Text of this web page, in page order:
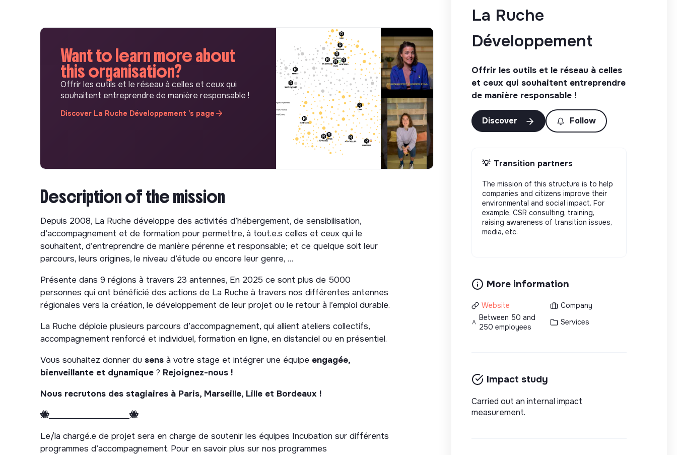
Want to learn more about
this organisation?
Offrir les outils et le réseau à celles et ceux qui
souhaitent entreprendre de manière responsable !
Discover La Ruche Développement 's page
Description of the mission
Depuis 2008, La Ruche développe des activités d’hébergement, de sensibilisation,
d’accompagnement et de formation pour permettre, à tout.e.s celles et ceux qui le
souhaitent, d’entreprendre de manière pérenne et responsable; et ce quelque soit leur
parcours, leurs origines, le niveau d’étude ou encore leur genre, …
Présente dans 9 régions à travers 23 antennes, En 2025 ce sont plus de 5000
personnes qui ont bénéficié des actions de La Ruche à travers nos différentes antennes
régionales vers la création, le développement de leur projet ou le retour à l’emploi durable.
La Ruche déploie plusieurs parcours d’accompagnement, qui allient ateliers collectifs,
accompagnement renforcé et individuel, formation en ligne, en distanciel ou en présentiel.
Vous souhaitez donner du sens à votre stage et intégrer une équipe engagée,
bienveillante et dynamique ? Rejoignez-nous !
Nous recrutons des stagiaires à Paris, Marseille, Lille et Bordeaux !
🐝____________________🐝
Le/la chargé.e de projet sera en charge de soutenir les équipes Incubation sur différents
programmes d’accompagnement. Pour en savoir plus sur nos programmes
La Ruche
Développement
Offrir les outils et le réseau à celles
et ceux qui souhaitent entreprendre
de manière responsable !
Discover Follow
💡 Transition partners
The mission of this structure is to help
companies and citizens improve their
environmental and social impact. For
example, CSR consulting, training,
raising awareness of transition issues,
media, etc.
More information
Website
Company
Between 50 and
250 employees
Services
Impact study
Carried out an internal impact
measurement.